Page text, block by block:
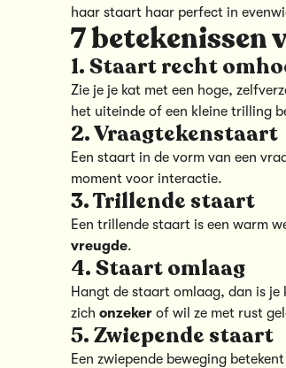
haar staart haar perfect in
7 betekenissen
1. Staart recht
Zie je je kat met een hoge,
het uiteinde of een kleine trilling
2. Vraagtekenstaart
Een staart in de vorm van een
moment voor interactie.
3. Trillende staart
Een trillende staart is een warm
vreugde.
4. Staart omlaag
Hangt de staart omlaag, dan is je
zich onzeker of wil ze met rust
5. Zwiepende staart
Een zwiepende beweging